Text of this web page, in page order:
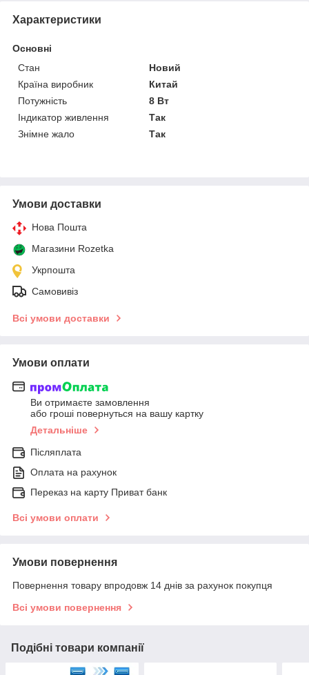
Характеристики
Основні
Стан
Новий
Країна виробник
Китай
Потужність
8 Вт
Індикатор живлення
Так
Знімне жало
Так
Умови доставки
Нова Пошта
Магазини Rozetka
Укрпошта
Самовивіз
Всі умови доставки
Умови оплати
Ви отримаєте замовлення
або гроші повернуться на вашу картку
Детальніше
Післяплата
Оплата на рахунок
Переказ на карту Приват банк
Всі умови оплати
Умови повернення
Повернення товару впродовж 14 днів за рахунок покупця
Всі умови повернення
Подібні товари компанії